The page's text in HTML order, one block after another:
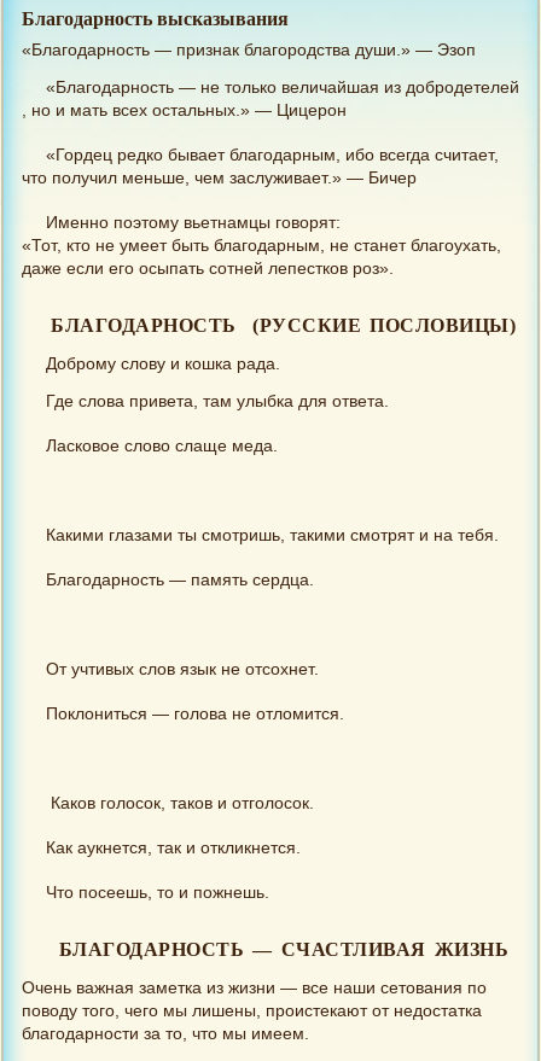
Благодарность высказывания
«Благодарность — признак благородства души.» — Эзоп
«Благодарность — не только величайшая из добродетелей
, но и мать всех остальных.» — Цицерон
«Гордец редко бывает благодарным, ибо всегда считает,
что получил меньше, чем заслуживает.» — Бичер
Именно поэтому вьетнамцы говорят:
«Тот, кто не умеет быть благодарным, не станет благоухать,
даже если его осыпать сотней лепестков роз».
БЛАГОДАРНОСТЬ (РУССКИЕ ПОСЛОВИЦЫ)
Доброму слову и кошка рада.
Где слова привета, там улыбка для ответа.
Ласковое слово слаще меда.
Какими глазами ты смотришь, такими смотрят и на тебя.
Благодарность — память сердца.
От учтивых слов язык не отсохнет.
Поклониться — голова не отломится.
Каков голосок, таков и отголосок.
Как аукнется, так и откликнется.
Что посеешь, то и пожнешь.
БЛАГОДАРНОСТЬ — СЧАСТЛИВАЯ ЖИЗНЬ
Очень важная заметка из жизни — все наши сетования по
поводу того, чего мы лишены, проистекают от недостатка
благодарности за то, что мы имеем.